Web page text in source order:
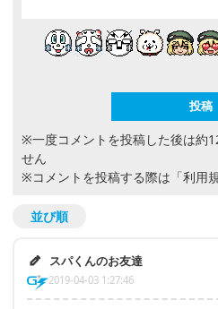
※一度コメントを投稿した後は約
せん
※コメントを投稿する際は 「利用
並び順
スパくんのお友達
2019-04-03 1:27:46